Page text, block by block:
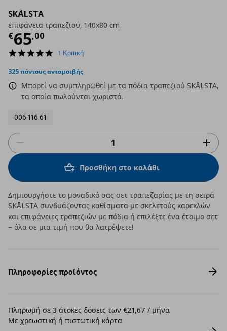
SKÅLSTA
επιφάνεια τραπεζιού, 140x80 cm
€65,00
Τρέχουσα τιμή
5.0
rating
1 Κριτική
325 πόντους ανταμοιβής
Μπορεί να συμπληρωθεί με τα πόδια τραπεζιού SKÅLSTA,
τα οποία πωλούνται χωριστά.
006.116.61
Προσθήκη στο καλάθι
Δημιουργήστε το μοναδικό σας σετ τραπεζαρίας με τη σειρά
SKÅLSTA συνδυάζοντας καθίσματα με σκελετούς καρεκλών
και επιφάνειες τραπεζιών με πόδια ή επιλέξτε ένα έτοιμο σετ
– όλα σε μια τιμή που θα λατρέψετε!
Πληροφορίες προϊόντος
Πληρωμή σε 3 άτοκες δόσεις των €21,67 / μήνα
Με χρεωστική ή πιστωτική κάρτα